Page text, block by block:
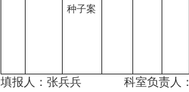
种子案
填报人： 张兵兵 科室负责人：